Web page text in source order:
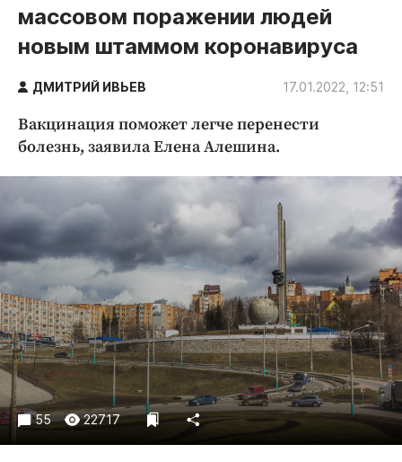
Народные новости
Авто и транспорт
Благоустройство
Культура
Недвижимость и ЖКХ
Образование
Общество
Праздники
Происшествия
Спорт
Экономика и бизнес
ПРОЕКТЫ
Блоги
Издания
массовом поражении людей
новым штаммом коронавируса
ДМИТРИЙ ИВЬЕВ 17.01.2022, 12:51
Вакцинация поможет легче перенести
болезнь, заявила Елена Алешина.
55 22717